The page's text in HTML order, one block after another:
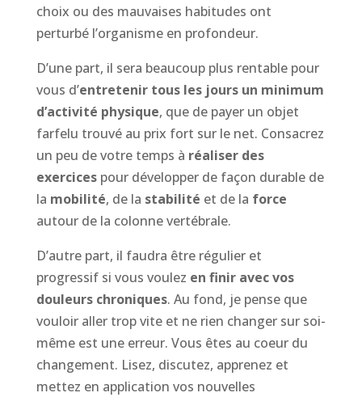
choix ou des mauvaises habitudes ont
perturbé l’organisme en profondeur.
D’une part, il sera beaucoup plus rentable pour
vous d’entretenir tous les jours un minimum
d’activité physique, que de payer un objet
farfelu trouvé au prix fort sur le net. Consacrez
un peu de votre temps à réaliser des
exercicespour développer de façon durable de
la mobilité, de la stabilité et de la force
autour de la colonne vertébrale.
D’autre part, il faudra être régulier et
progressif si vous voulez en finir avec vos
douleurs chroniques. Au fond, je pense que
vouloir aller trop vite et ne rien changer sur soi-
même est une erreur. Vous êtes au coeur du
changement. Lisez, discutez, apprenez et
mettez en application vos nouvelles